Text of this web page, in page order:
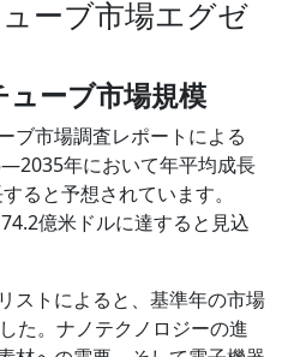
ーブ市場エグゼ
ーブ市場規模
ブ市場調査レポートによる
年において年平均成長
ると予想されています。
億米ドルに達すると見込
ストによると、基準年の市場
た。ナノテクノロジーの進